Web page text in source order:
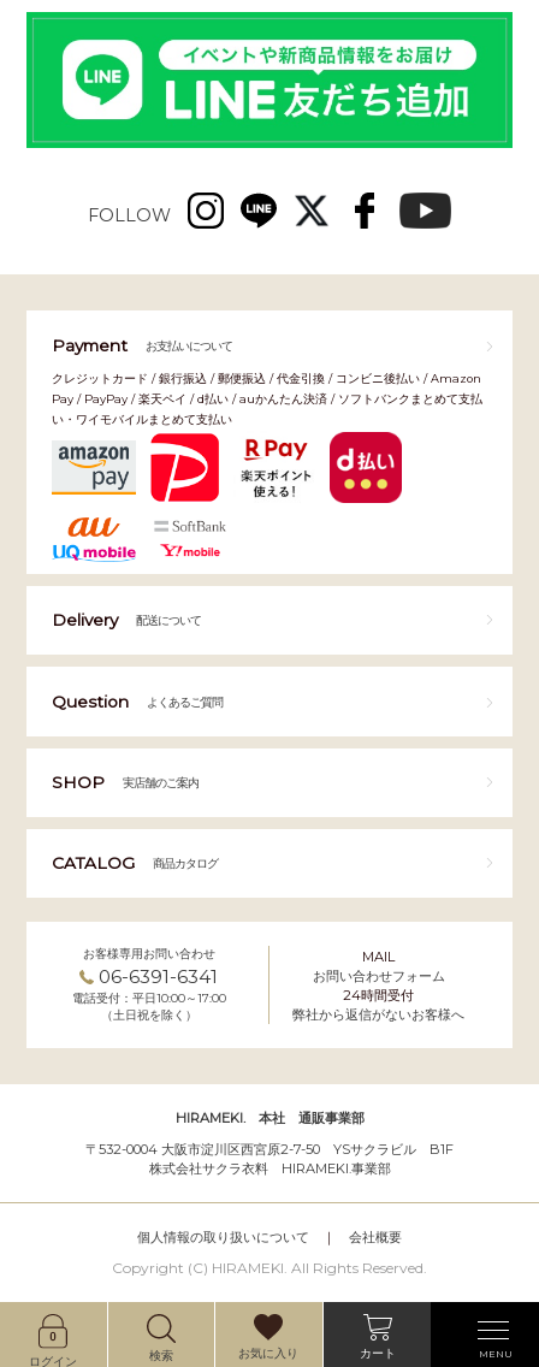
FOLLOW
Payment お支払いについて
クレジットカード / 銀行振込 / 郵便振込 / 代金引換 / コンビニ後払い / Amazon
Pay / PayPay / 楽天ペイ / d払い / auかんたん決済 / ソフトバンクまとめて支払
い・ワイモバイルまとめて支払い
Delivery 配送について
Question よくあるご質問
SHOP 実店舗のご案内
CATALOG 商品カタログ
お客様専用お問い合わせ
06-6391-6341
電話受付：平日10:00～17:00
（土日祝を除く）
MAIL
お問い合わせフォーム
24時間受付
弊社から返信がないお客様へ
HIRAMEKI. 本社 通販事業部
〒532-0004 大阪市淀川区西宮原2-7-50 YSサクラビル B1F
株式会社サクラ衣料 HIRAMEKI.事業部
個人情報の取り扱いについて ｜ 会社概要
Copyright (C) HIRAMEKI. All Rights Reserved.
ログイン 検索 お気に入り カート MENU